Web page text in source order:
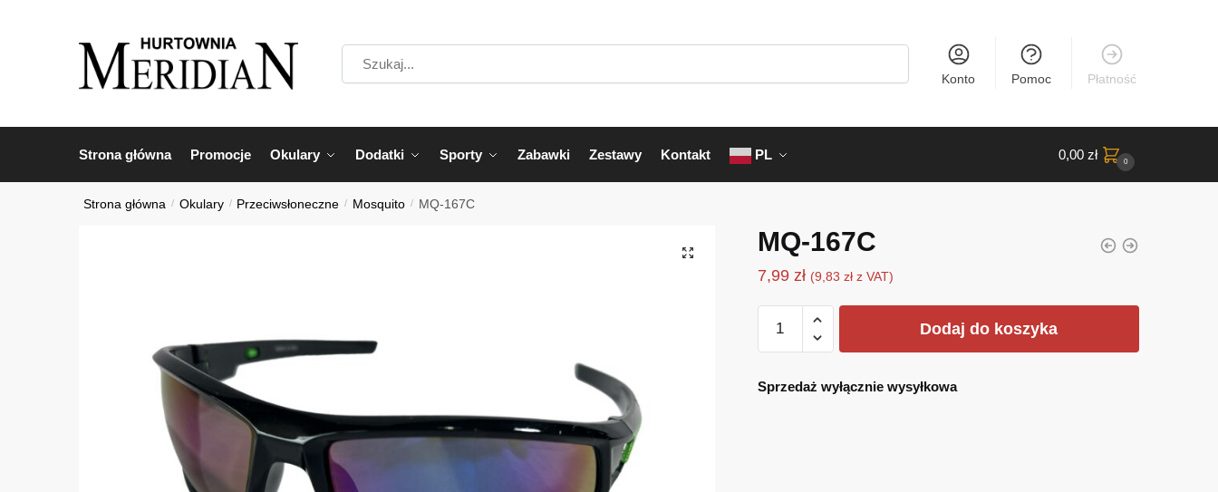
Konto Pomoc Płatność
Strona główna Promocje Okulary Dodatki Sporty Zabawki Zestawy Kontakt PL 0,00 zł 0
Strona główna / Okulary / Przeciwsłoneczne / Mosquito / MQ-167C
MQ-167C
7,99 zł (9,83 złz VAT)
MQ-
Dodaj do koszyka
Sprzedaż wyłącznie wysyłkowa